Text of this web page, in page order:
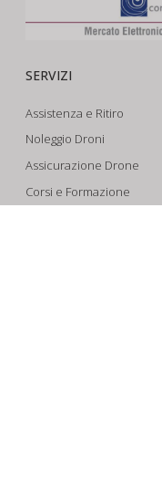
SERVIZI
Assistenza e Ritiro
Noleggio Droni
Assicurazione Drone
Corsi e Formazione